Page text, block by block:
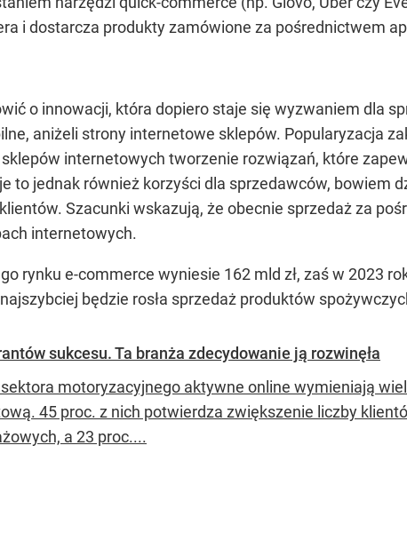
i dostarcza produkty zamówione za pośrednictwem
o innowacji, która dopiero staje się wyzwaniem dla
aniżeli strony internetowe sklepów. Popularyzacja
internetowych tworzenie rozwiązań, które
to jednak również korzyści dla sprzedawców, bowiem
Szacunki wskazują, że obecnie sprzedaż za
internetowych.
rynku e-commerce wyniesie 162 mld zł, zaś w 2023
będzie rosła sprzedaż produktów
sukcesu. Ta branża zdecydowanie ją rozwinęła
motoryzacyjnego aktywne online wymieniają
45 proc. z nich potwierdza zwiększenie liczby
a 23 proc....